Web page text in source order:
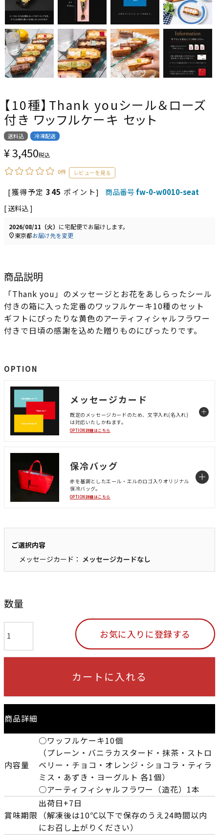
【10種】Thank youシール＆ローズ
付き ワッフルケーキ セット
送料込 冷凍配送
¥3,450税込
0件
[獲得予定 345 ポイント] 商品番号fw-0-w0010-seat
送料込
2026/08/11（火） に宅配便でお届けします。
東京都お届け先を変更
商品説明
「Thank you」のメッセージとお花をあしらったシール
付きの箱に入った定番のワッフルケーキ10種のセット
ギフトにぴったりな黄色のアーティフィシャルフラワー
付きで日頃の感謝を込めた贈りものにぴったりです。
OPTION
メッセージカード
既定のメッセージカードのため、文字入れ(名入れ)
は対応いたしかねます。
OPTION詳細はこちら
保冷バッグ
赤を基調としたエール・エルのロゴ入りオリジナル
保冷バッグ。
OPTION詳細はこちら
ご選択内容
メッセージカード： メッセージカードなし
数量
お気に入りに登録する
カートに入れる
商品詳細
内容量
○ワッフルケーキ10個
（プレーン・バニラカスタード・抹茶・ストロ
ベリー・チョコ・オレンジ・ショコラ・ティラ
ミス・あずき・ヨーグルト 各1個）
○アーティフィシャルフラワー（造花）1本
賞味期限
出荷日+7日
（解凍後は10℃以下で保存のうえ24時間以内
にお召し上がりください）